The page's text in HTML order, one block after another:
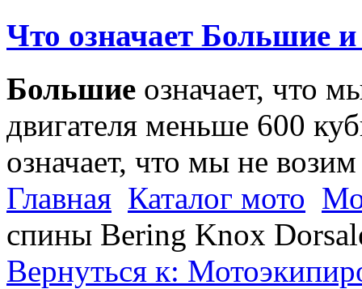
Что означает Большие
Большие означает, что
двигателя меньше 600
означает, что мы не
Главная Каталог мото
спины Bering Knox
Вернуться к: